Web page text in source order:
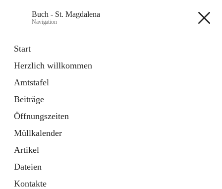
Buch - St. Magdalena
Navigation
Start
Herzlich willkommen
Amtstafel
Beiträge
Öffnungszeiten
Müllkalender
Artikel
Dateien
Kontakte
11 Schnellzugriffe
Bürgerservice
10 Schnellzugriffe